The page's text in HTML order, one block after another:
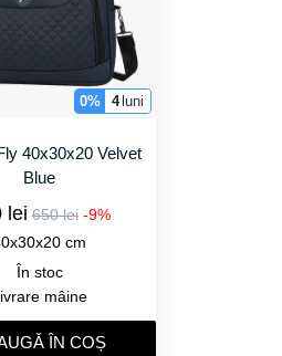
0% 4luni
40x30x20 Velvet
Blue
lei 650 lei -9%
cm
În stoc
mâine
ÎN COȘ